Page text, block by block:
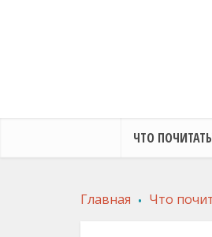
ЧТО
Главная . Что